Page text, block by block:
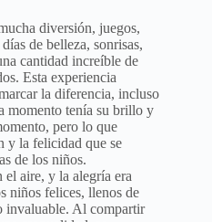
diversión, juegos,
de belleza, sonrisas,
cantidad increíble de
Esta experiencia
la diferencia, incluso
momento tenía su brillo y
pero lo que
y la felicidad que se
de los niños.
el aire, y la alegría era
niños felices, llenos de
invaluable. Al compartir